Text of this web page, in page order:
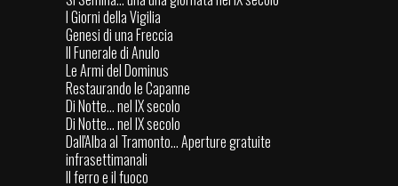
I Giorni della Vigilia
Genesi di una Freccia
Il Funerale di Anulo
Le Armi del Dominus
Restaurando le Capanne
Di Notte... nel IX secolo
Di Notte... nel IX secolo
Dall'Alba al Tramonto... Aperture gratuite
infrasettimanali
Il ferro e il fuoco